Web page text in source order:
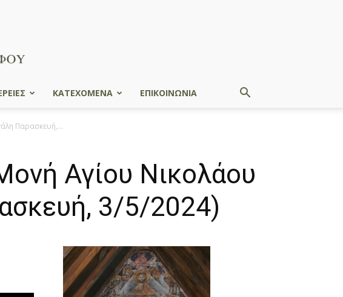
ΚΑΤΕΧΟΜΕΝΑ ΕΠΙΚΟΙΝΩΝΙΑ
Παρασκευή,...
Αγίου Νικολάου
3/5/2024)